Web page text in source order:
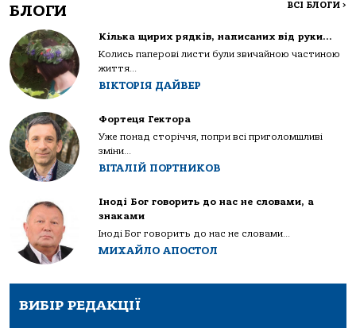
БЛОГИ ВСІ БЛОГИ >
Кілька щирих рядків, написаних від руки…
Колись паперові листи були звичайною частиною
життя...
ВІКТОРІЯ ДАЙВЕР
Фортеця Гектора
Уже понад сторіччя, попри всі приголомшливі
зміни...
ВІТАЛІЙ ПОРТНИКОВ
Іноді Бог говорить до нас не словами, а
знаками
Іноді Бог говорить до нас не словами...
МИХАЙЛО АПОСТОЛ
ВИБІР РЕДАКЦІЇ